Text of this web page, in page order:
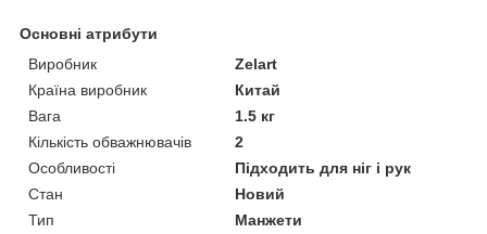
Основні атрибути
Виробник
Zelart
Країна виробник
Китай
Вага
1.5 кг
Кількість обважнювачів
2
Особливості
Підходить для ніг і рук
Стан
Новий
Тип
Манжети